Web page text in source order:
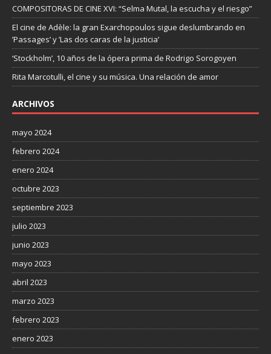
COMPOSITORAS DE CINE XVI: “Selma Mutal, la escucha y el riesgo”
El cine de Adèle: la gran Exarchopoulos sigue deslumbrando en
’Passages’ y ’Las dos caras de la justicia’
‘Stockholm’, 10 años de la ópera prima de Rodrigo Sorogoyen
Rita Marcotulli, el cine y su música. Una relación de amor
ARCHIVOS
mayo 2024
febrero 2024
enero 2024
octubre 2023
septiembre 2023
julio 2023
junio 2023
mayo 2023
abril 2023
marzo 2023
febrero 2023
enero 2023